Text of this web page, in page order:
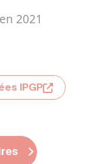
2021
IPGP